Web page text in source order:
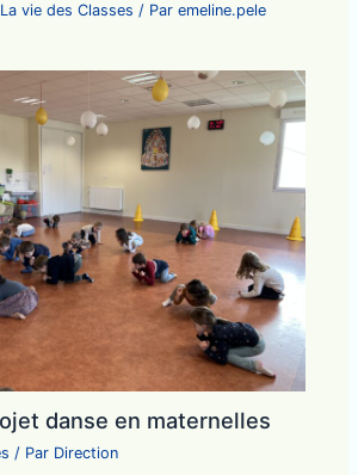
La vie des Classes / Paremeline.pele
danse en maternelles
/ Par Direction